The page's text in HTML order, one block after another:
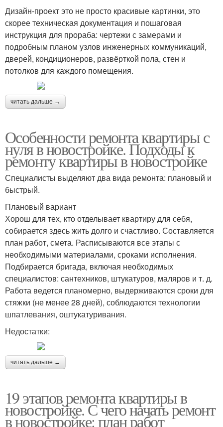
Дизайн-проект это не просто красивые картинки, это
скорее техническая документация и пошаговая
инструкция для прораба: чертежи с замерами и
подробным планом узлов инженерных коммуникаций,
дверей, кондиционеров, развёрткой пола, стен и
потолков для каждого помещения.
читать дальше →
Особенности ремонта квартиры с
нуля в новостройке. Подходы к
ремонту квартиры в новостройке
Специалисты выделяют два вида ремонта: плановый и
быстрый.
Плановый вариант
Хорош для тех, кто отделывает квартиру для себя,
собирается здесь жить долго и счастливо. Составляется
план работ, смета. Расписываются все этапы с
необходимыми материалами, сроками исполнения.
Подбирается бригада, включая необходимых
специалистов: сантехников, штукатуров, маляров и т. д.
Работа ведется планомерно, выдерживаются сроки для
стяжки (не менее 28 дней), соблюдаются технологии
шпатлевания, оштукатуривания.
Недостатки:
читать дальше →
19 этапов ремонта квартиры в
новостройке. С чего начать ремонт
в новостройке: план работ